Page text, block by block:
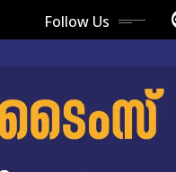
Follow Us